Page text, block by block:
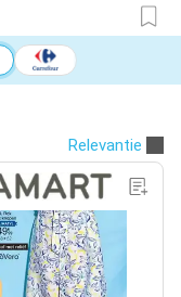
Relevantie